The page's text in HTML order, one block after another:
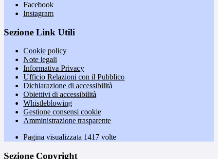
Facebook
Instagram
Sezione Link Utili
Cookie policy
Note legali
Informativa Privacy
Ufficio Relazioni con il Pubblico
Dichiarazione di accessibilità
Obiettivi di accessibilità
Whistleblowing
Gestione consensi cookie
Amministrazione trasparente
Pagina visualizzata 1417 volte
Sezione Copyright